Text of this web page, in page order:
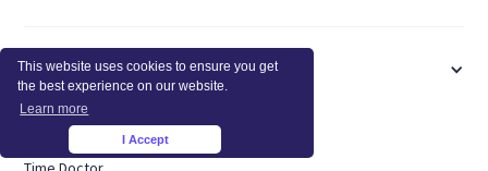
This website uses cookies to ensure you get
the best experience on our website.
Learn more
I Accept
COMPARAR
ActivTrak